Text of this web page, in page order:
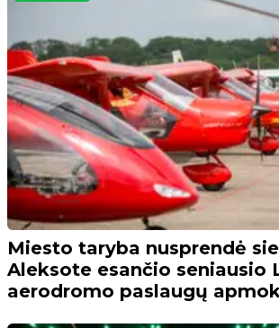
Miesto taryba nusprendė
Aleksote esančio seniausio
aerodromo paslaugų